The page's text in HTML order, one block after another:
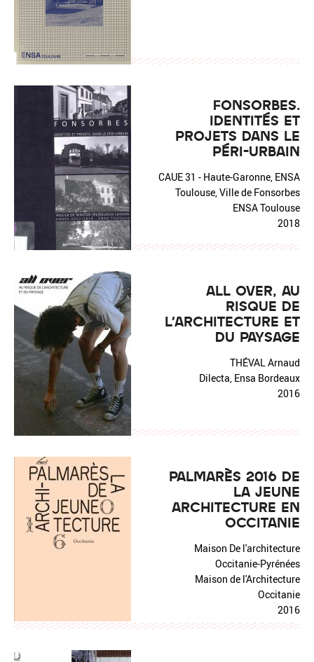
FONSORBES.
IDENTITÉS ET
PROJETS DANS LE
PÉRI-URBAIN
CAUE 31 - Haute-Garonne, ENSA
Toulouse, Ville de Fonsorbes
ENSA Toulouse
2018
ALL OVER, AU
RISQUE DE
L'ARCHITECTURE ET
DU PAYSAGE
THÉVAL Arnaud
Dilecta, Ensa Bordeaux
2016
PALMARÈS 2016 DE
LA JEUNE
ARCHITECTURE EN
OCCITANIE
Maison De l'architecture
Occitanie-Pyrénées
Maison de l'Architecture
Occitanie
2016